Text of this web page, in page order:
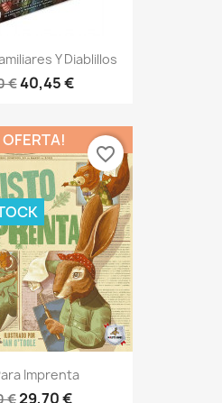
Y Diablillos
€40,45 €
Imprenta
€29,70 €
OFERTA!
favorite_border